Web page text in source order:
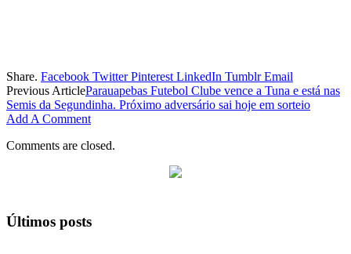
Share. Facebook Twitter Pinterest LinkedIn Tumblr Email
Previous ArticleParauapebas Futebol Clube vence a Tuna e está nas
Semis da Segundinha. Próximo adversário sai hoje em sorteio
Add A Comment
Comments are closed.
Últimos posts